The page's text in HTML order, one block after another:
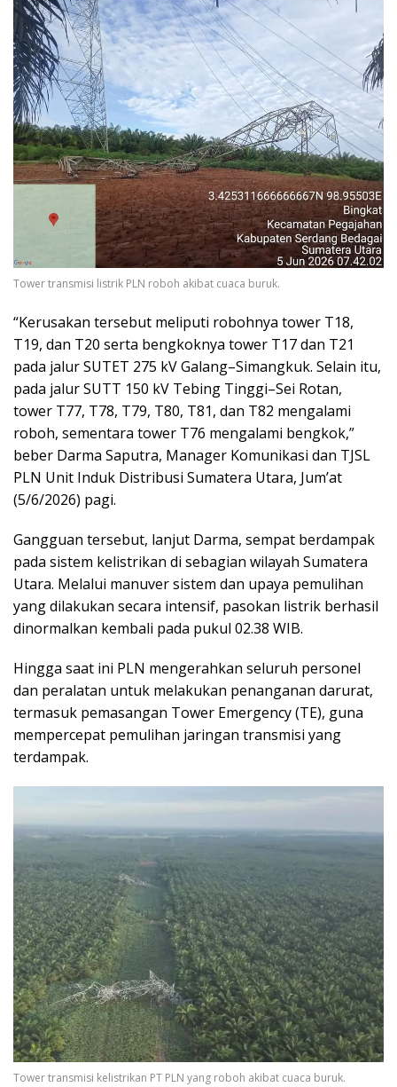
Tower transmisi listrik PLN roboh akibat cuaca buruk.
“Kerusakan tersebut meliputi robohnya tower T18,
T19, dan T20 serta bengkoknya tower T17 dan T21
pada jalur SUTET 275 kV Galang–Simangkuk. Selain itu,
pada jalur SUTT 150 kV Tebing Tinggi–Sei Rotan,
tower T77, T78, T79, T80, T81, dan T82 mengalami
roboh, sementara tower T76 mengalami bengkok,”
beber Darma Saputra, Manager Komunikasi dan TJSL
PLN Unit Induk Distribusi Sumatera Utara, Jum’at
(5/6/2026) pagi.
Gangguan tersebut, lanjut Darma, sempat berdampak
pada sistem kelistrikan di sebagian wilayah Sumatera
Utara. Melalui manuver sistem dan upaya pemulihan
yang dilakukan secara intensif, pasokan listrik berhasil
dinormalkan kembali pada pukul 02.38 WIB.
Hingga saat ini PLN mengerahkan seluruh personel
dan peralatan untuk melakukan penanganan darurat,
termasuk pemasangan Tower Emergency (TE), guna
mempercepat pemulihan jaringan transmisi yang
terdampak.
Tower transmisi kelistrikan PT PLN yang roboh akibat cuaca buruk.